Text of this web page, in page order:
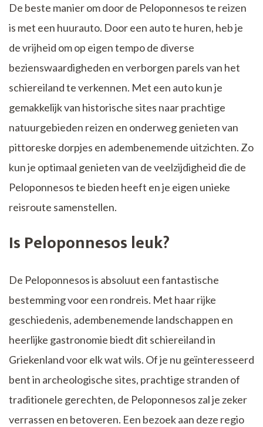
De beste manier om door de Peloponnesos te reizen
is met een huurauto. Door een auto te huren, heb je
de vrijheid om op eigen tempo de diverse
bezienswaardigheden en verborgen parels van het
schiereiland te verkennen. Met een auto kun je
gemakkelijk van historische sites naar prachtige
natuurgebieden reizen en onderweg genieten van
pittoreske dorpjes en adembenemende uitzichten. Zo
kun je optimaal genieten van de veelzijdigheid die de
Peloponnesos te bieden heeft en je eigen unieke
reisroute samenstellen.
Is Peloponnesos leuk?
De Peloponnesos is absoluut een fantastische
bestemming voor een rondreis. Met haar rijke
geschiedenis, adembenemende landschappen en
heerlijke gastronomie biedt dit schiereiland in
Griekenland voor elk wat wils. Of je nu geïnteresseerd
bent in archeologische sites, prachtige stranden of
traditionele gerechten, de Peloponnesos zal je zeker
verrassen en betoveren. Een bezoek aan deze regio